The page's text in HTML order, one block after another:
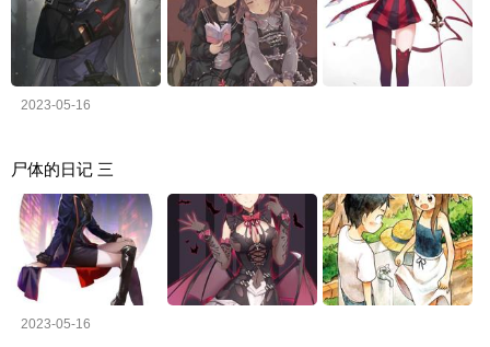
2023-05-16
尸体的日记 三
2023-05-16